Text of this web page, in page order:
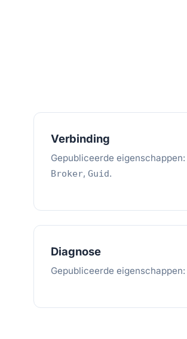
Verbinding
Gepubliceerde eigenschappen:
Broker, Guid.
Diagnose
Gepubliceerde eigenschappen: